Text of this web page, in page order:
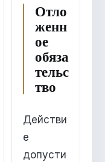
Отло
женн
ое
обяза
тельс
тво
Действи
е
допусти